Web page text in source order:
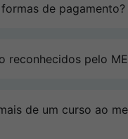
de pagamento?
reconhecidos pelo
de um curso ao